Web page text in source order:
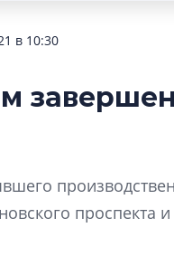
в 10:30
проспекта